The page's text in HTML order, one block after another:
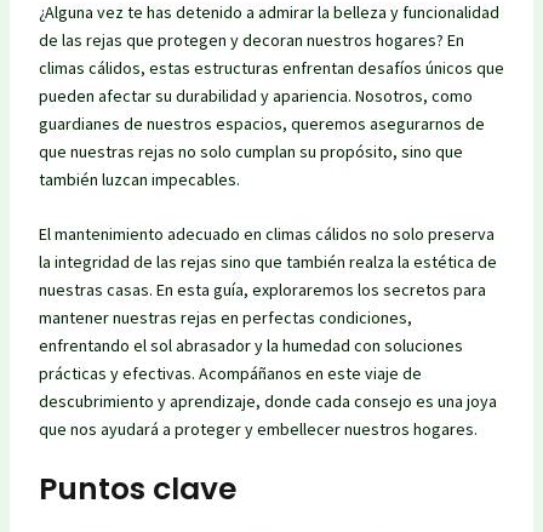
¿Alguna vez te has detenido a admirar la belleza y funcionalidad
de las rejas que protegen y decoran nuestros hogares? En
climas cálidos, estas estructuras enfrentan desafíos únicos que
pueden afectar su durabilidad y apariencia. Nosotros, como
guardianes de nuestros espacios, queremos asegurarnos de
que nuestras rejas no solo cumplan su propósito, sino que
también luzcan impecables.
El mantenimiento adecuado en climas cálidos no solo preserva
la integridad de las rejas sino que también realza la estética de
nuestras casas. En esta guía, exploraremos los secretos para
mantener nuestras rejas en perfectas condiciones,
enfrentando el sol abrasador y la humedad con soluciones
prácticas y efectivas. Acompáñanos en este viaje de
descubrimiento y aprendizaje, donde cada consejo es una joya
que nos ayudará a proteger y embellecer nuestros hogares.
Puntos clave